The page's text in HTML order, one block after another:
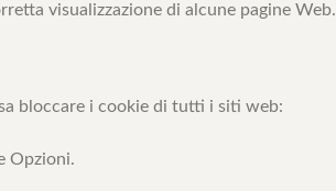
visualizzazione di alcune pagine Web.
bloccare i cookie di tutti i siti web:
Opzioni.